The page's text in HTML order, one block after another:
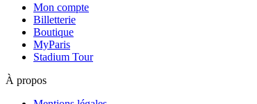
Mon compte
Billetterie
Boutique
MyParis
Stadium Tour
À propos